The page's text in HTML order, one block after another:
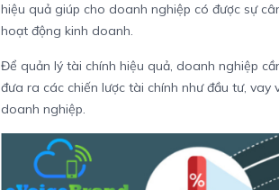
hiệu quả giúp cho doanh nghiệp có được sự
hoạt động kinh doanh.
Để quản lý tài chính hiệu quả, doanh nghiệp
đưa ra các chiến lược tài chính như đầu tư,
doanh nghiệp.